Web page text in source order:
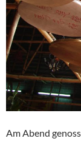
Am Abend